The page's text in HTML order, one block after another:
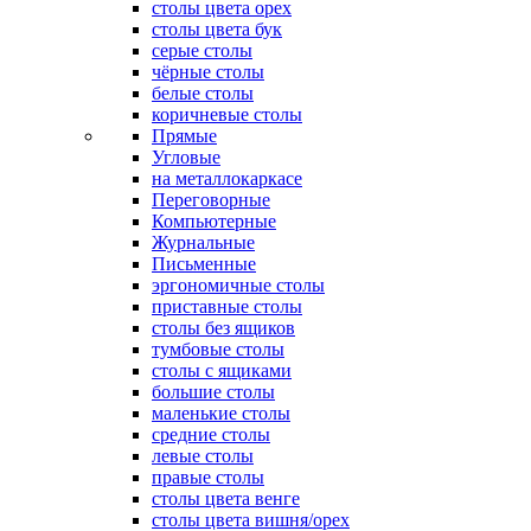
столы цвета орех
столы цвета бук
серые столы
чёрные столы
белые столы
коричневые столы
Прямые
Угловые
на металлокаркасе
Переговорные
Компьютерные
Журнальные
Письменные
эргономичные столы
приставные столы
столы без ящиков
тумбовые столы
столы с ящиками
большие столы
маленькие столы
средние столы
левые столы
правые столы
столы цвета венге
столы цвета вишня/орех